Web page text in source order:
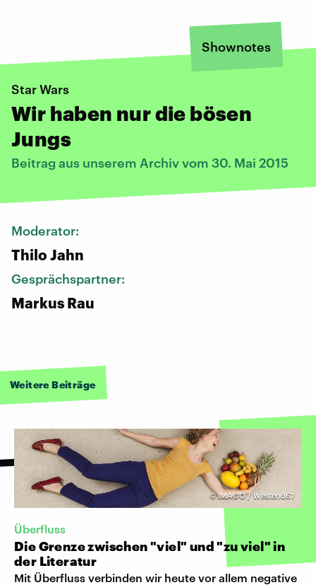
Shownotes
Star Wars
Wir haben nur die bösen
Jungs
Beitrag aus unserem Archiv vom 30. Mai 2015
Moderator:
Thilo Jahn
Gesprächspartner:
Markus Rau
Weitere Beiträge
©IMAGO / Westend61
Überfluss
Die Grenze zwischen "viel" und "zu viel" in
der Literatur
Mit Überfluss verbinden wir heute vor allem negative